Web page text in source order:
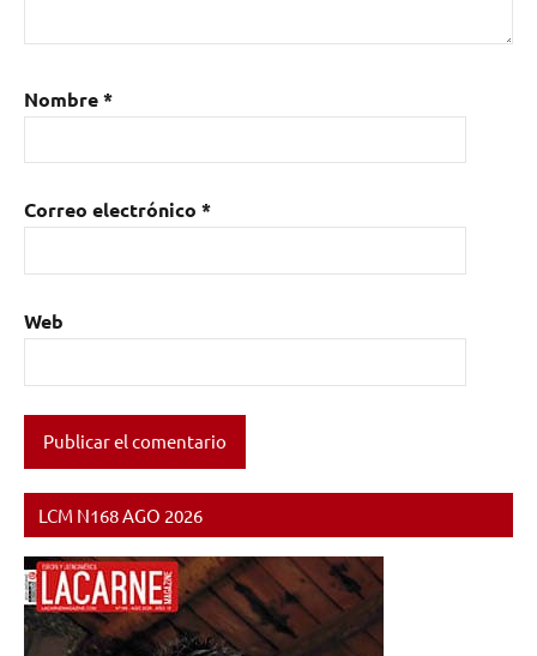
Sebastián,
Nombre*
Correo electrónico *
Web
LCM N168 AGO 2026